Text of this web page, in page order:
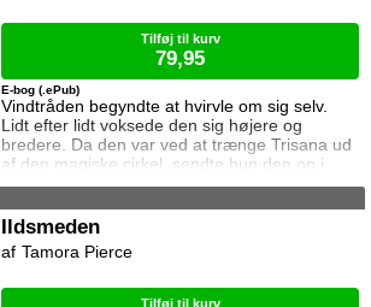
Vindtråden begyndte at hvirvle om sig selv.
Lidt efter lidt voksede den sig højere og
bredere. Da den var ved at trænge Trisana ud
af den magiske cirkel, sendte hun den op i
luften og den søge ned i det filtrede tornekrat.
Hun dirigerede hvirvelvinden fri af tornekrattet
nåede havet, forvandlede den sig til en
E-bog (.ePub)
Tilføj til kurv
79,95
Ildsmeden
Tamora Pierce
Tilføj til kurv